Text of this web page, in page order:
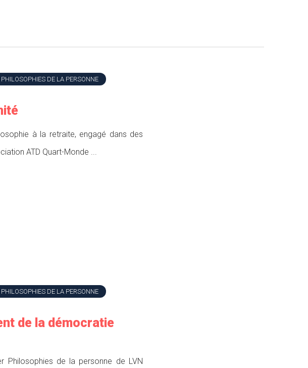
DE LA PERSONNE
à la retraite, engagé dans des
ATD Quart-Monde ...
DE LA PERSONNE
de la démocratie
Philosophies de la personne de LVN